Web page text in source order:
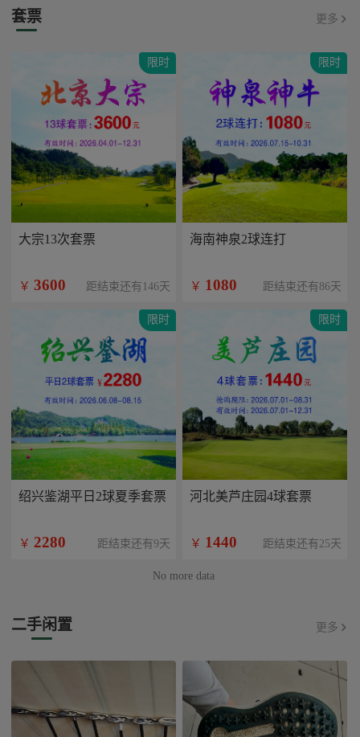
套票 更多
限时
大宗13次套票
￥ 3600 距结束还有146天
限时
海南神泉2球连打
￥ 1080 距结束还有86天
限时
绍兴鉴湖平日2球夏季套票
￥ 2280 距结束还有9天
限时
河北美芦庄园4球套票
￥ 1440 距结束还有25天
No more data
二手闲置 更多